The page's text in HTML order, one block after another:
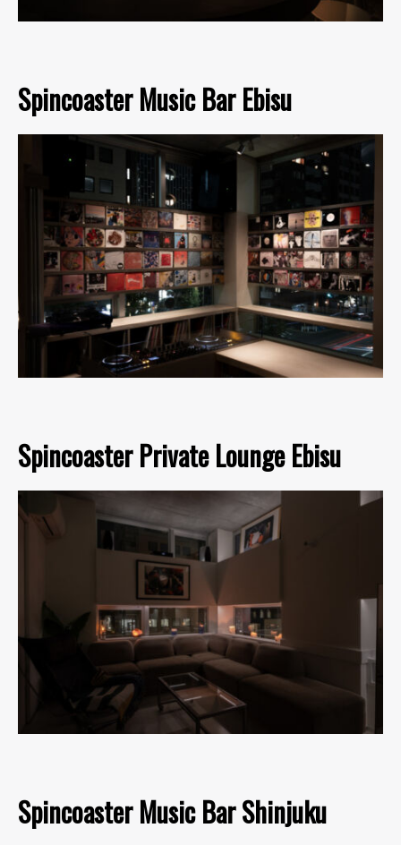
Spincoaster Music Bar Ebisu
Spincoaster Private Lounge Ebisu
Spincoaster Music Bar Shinjuku